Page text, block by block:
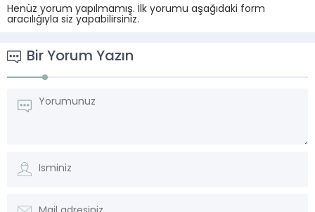
Henüz yorum yapılmamış. İlk yorumu aşağıdaki form
aracılığıyla siz yapabilirsiniz.
Bir Yorum Yazın